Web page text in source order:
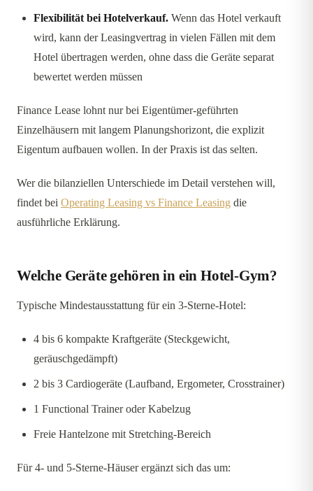
Flexibilität bei Hotelverkauf. Wenn das Hotel verkauft
wird, kann der Leasingvertrag in vielen Fällen mit dem
Hotel übertragen werden, ohne dass die Geräte separat
bewertet werden müssen
Finance Lease lohnt nur bei Eigentümer-geführten
Einzelhäusern mit langem Planungshorizont, die explizit
Eigentum aufbauen wollen. In der Praxis ist das selten.
Wer die bilanziellen Unterschiede im Detail verstehen will,
findet bei Operating Leasing vs Finance Leasing die
ausführliche Erklärung.
Welche Geräte gehören in ein Hotel-Gym?
Typische Mindestausstattung für ein 3-Sterne-Hotel:
4 bis 6 kompakte Kraftgeräte (Steckgewicht,
geräuschgedämpft)
2 bis 3 Cardiogeräte (Laufband, Ergometer, Crosstrainer)
1 Functional Trainer oder Kabelzug
Freie Hantelzone mit Stretching-Bereich
Für 4- und 5-Sterne-Häuser ergänzt sich das um: